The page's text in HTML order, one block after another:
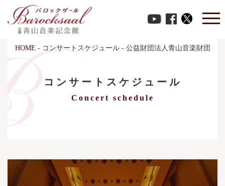
HOME - コンサートスケジュール - 公益財団法人青山音楽財団 第
コンサートスケジュール
Concert schedule